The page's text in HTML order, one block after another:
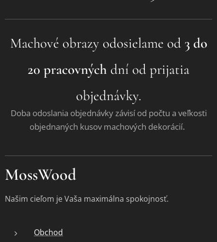
Machové obrazy odosielame od 3 do
20 pracovných dní od prijatia
objednávky.
Doba odoslania objednávky závisí od počtu a veľkosti
objednaných kusov machových dekorácií.
MossWood
Našim cieľom je Vaša maximálna spokojnosť.
Obchod